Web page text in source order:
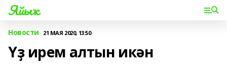
Яйыҡ
Новости 21 МАЯ 2020, 13:50
Үҙ ирем алтын икән